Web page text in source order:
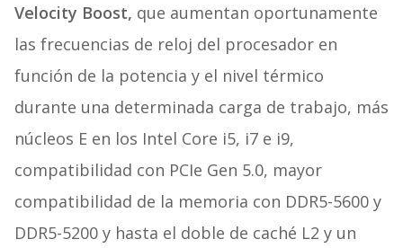
Velocity Boost, que aumentan oportunamente
las frecuencias de reloj del procesador en
función de la potencia y el nivel térmico
durante una determinada carga de trabajo, más
núcleos E en los Intel Core i5, i7 e i9,
compatibilidad con PCIe Gen 5.0, mayor
compatibilidad de la memoria con DDR5-5600 y
DDR5-5200 y hasta el doble de caché L2 y un